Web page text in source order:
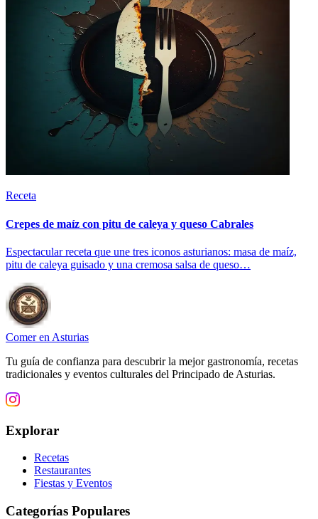
Receta
Crepes de maíz con pitu de caleya y queso Cabrales
Espectacular receta que une tres iconos asturianos: masa de maíz,
pitu de caleya guisado y una cremosa salsa de queso…
Comer en Asturias
Tu guía de confianza para descubrir la mejor gastronomía, recetas
tradicionales y eventos culturales del Principado de Asturias.
Explorar
Recetas
Restaurantes
Fiestas y Eventos
Categorías Populares